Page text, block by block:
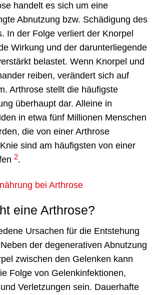
handelt es sich um eine
Abnutzung bzw. Schädigung des
In der Folge verliert der Knorpel
Wirkung und der darunterliegende
belastet. Wenn Knorpel und
reiben, verändert sich auf
Arthrose stellt die häufigste
überhaupt dar. Alleine in
in etwa fünf Millionen Menschen
die von einer Arthrose
sind am häufigsten von einer
2.
bei Arthrose
eine Arthrose?
Ursachen für die Entstehung
der degenerativen Abnutzung
zwischen den Gelenken kann
Folge von Gelenkinfektionen,
Verletzungen sein. Dauerhafte